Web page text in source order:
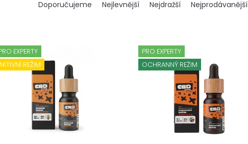
a
n
í
p
r
o
d
u
k
t
Doporučujeme Nejlevnější Nejdražší Nejprodávanější
EXPERTY
REŽIM
PRO EXPERTY
OCHRANNÝ REŽIM